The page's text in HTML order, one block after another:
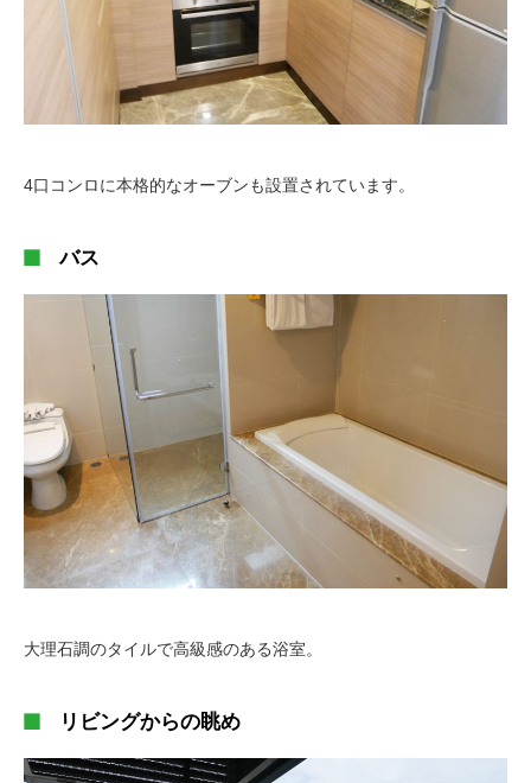
4口コンロに本格的なオーブンも設置されています。
バス
大理石調のタイルで高級感のある浴室。
リビングからの眺め